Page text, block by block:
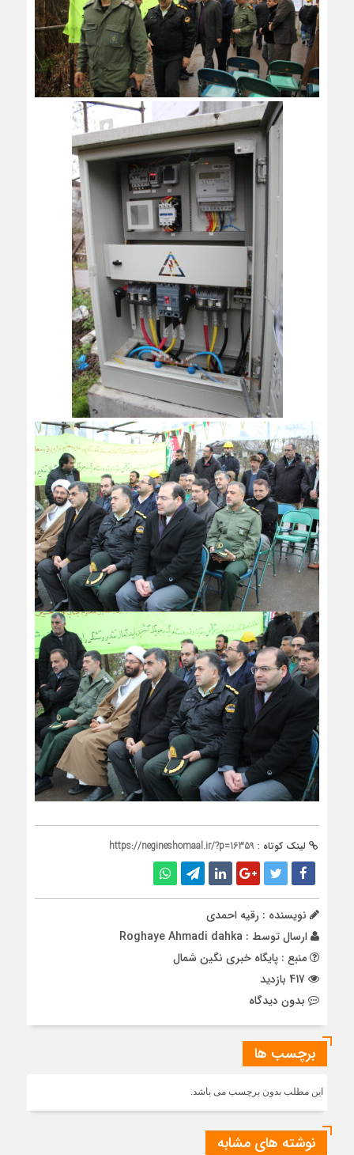
لینک کوتاه : https://negineshomaal.ir/?p=16359
نویسنده : رقیه احمدی
ارسال توسط : Roghaye Ahmadi dahka
منبع : پایگاه خبری نگین شمال
بدون دیدگاه
برچسب ها
این مطلب بدون برچسب می باشد.
نوشته های مشابه